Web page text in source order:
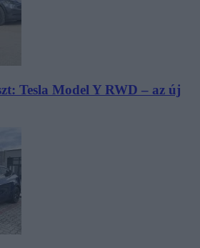
Tesla Model Y RWD – az új